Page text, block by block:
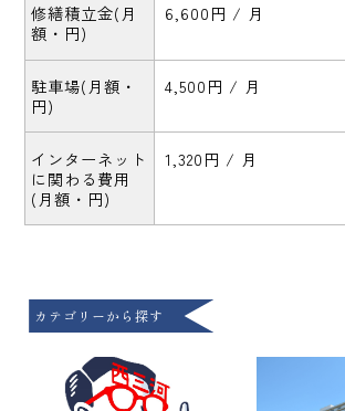
修繕積立金(月
額・円)
6,600円 / 月
駐車場(月額・
円)
4,500円 / 月
インターネット
に関わる費用
(月額・円)
1,320円 / 月
カテゴリーから探す